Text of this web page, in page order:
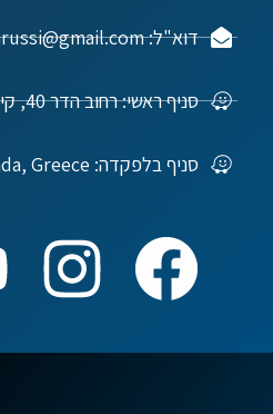
דוא"ל: idan.sarussi@gmail.com
סניף ראשי: רחוב הדר 40, קיסריה
סניף בלפקדה: Ioannou Mela 6 , Lefkáda, Greece